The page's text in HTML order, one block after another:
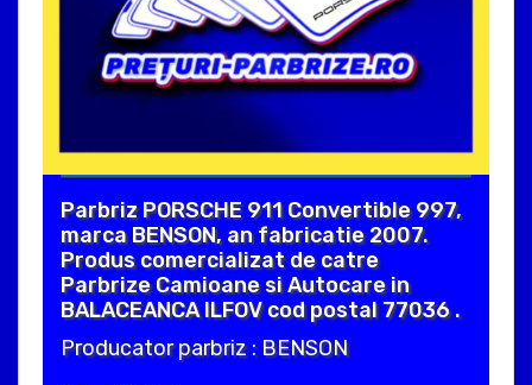
Parbriz PORSCHE 911 Convertible 997,
marca BENSON, an fabricatie 2007.
Produs comercializat de catre
Parbrize Camioane si Autocare in
BALACEANCA ILFOV cod postal 77036 .
Producator parbriz : BENSON